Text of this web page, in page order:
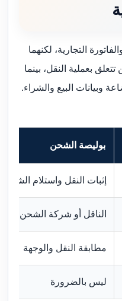
التجارية، لكنهما
بعملية النقل، بينما
وبيانات البيع والشراء.
بوليصة الشحن
إثبات النقل واستلام الشحنة
الناقل أو شركة الشحن
مطابقة النقل والوجهة
ليس بالضرورة